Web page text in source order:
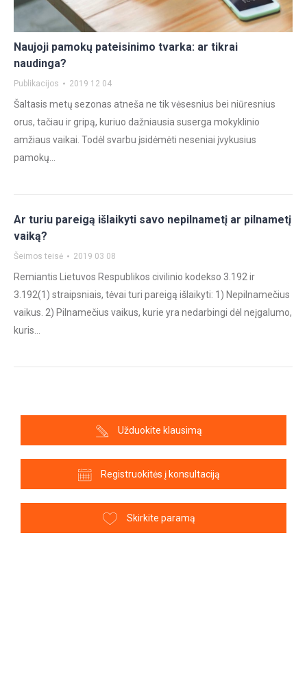
Naujoji pamokų pateisinimo tvarka: ar tikrai
naudinga?
Publikacijos 2019 12 04
Šaltasis metų sezonas atneša ne tik vėsesnius bei niūresnius
orus, tačiau ir gripą, kuriuo dažniausia suserga mokyklinio
amžiaus vaikai. Todėl svarbu įsidėmėti neseniai įvykusius
pamokų…
Ar turiu pareigą išlaikyti savo nepilnametį ar pilnametį
vaiką?
Šeimos teisė 2019 03 08
Remiantis Lietuvos Respublikos civilinio kodekso 3.192 ir
3.192(1) straipsniais, tėvai turi pareigą išlaikyti: 1) Nepilnamečius
vaikus. 2) Pilnamečius vaikus, kurie yra nedarbingi dėl neįgalumo,
kuris…
Užduokite klausimą
Registruokitės į konsultaciją
Skirkite paramą